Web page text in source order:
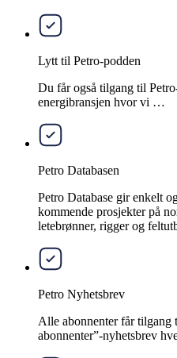
Lytt til Petro-podden
Du får også tilgang til
energibransjen hvor vi …
Petro Databasen
Petro Database gir enkelt
kommende prosjekter på
letebrønner, rigger og
Petro Nyhetsbrev
Alle abonnenter får tilgang
abonnenter”-nyhetsbrev